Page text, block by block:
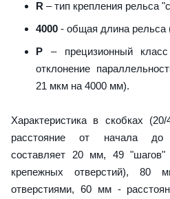
R – тип крепления рельса
4000 - общая длина рельса
P – прецизионный
отклонение
21 мкм на 4000 мм).
Характеристика в скобках
расстояние от начала до
составляет 20 мм, 49 "шагов"
крепежных отверстий), 80
отверстиями, 60 мм -